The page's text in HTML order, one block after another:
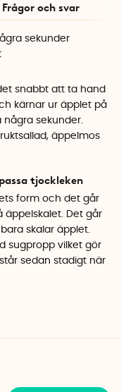
Frågor och svar
sekunder
snabbt att ta hand
kärnar ur äpplet på
sekunder.
äppelmos
tjockleken
form och det går
äppelskalet. Det går
skalar äpplet.
sugpropp vilket gör
sedan stadigt när
av hög kvalité och
till bäst i test 2024 av